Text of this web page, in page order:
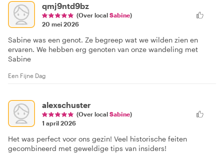
qmj9ntd9bz
(Over local Sabine)
20 mei 2026
Sabine was een genot. Ze begreep wat we wilden zien en
ervaren. We hebben erg genoten van onze wandeling met
Sabine
Een Fijne Dag
alexschuster
(Over local Sabine)
1 april 2026
Het was perfect voor ons gezin! Veel historische feiten
gecombineerd met geweldige tips van insiders!